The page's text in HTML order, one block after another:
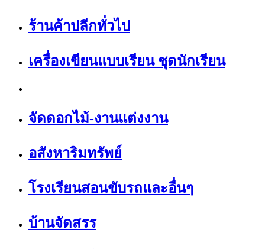
ร้านค้าปลีกทั่วไป
เครื่องเขียนแบบเรียน ชุดนักเรียน
จัดดอกไม้-งานแต่งงาน
อสังหาริมทรัพย์
โรงเรียนสอนขับรถและอื่นๆ
บ้านจัดสรร